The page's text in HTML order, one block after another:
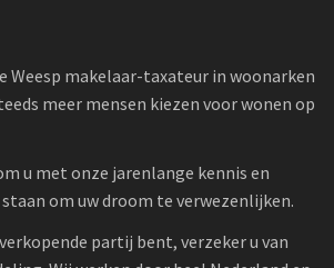
Weesp makelaar-taxateur in woonarken
meer mensen kiezen voor wonen op
u met onze jarenlange kennis en
om uw droom te verwezenlijken.
partij bent, verzeker u van